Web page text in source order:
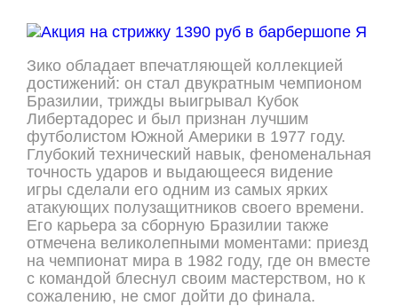
Зико обладает впечатляющей коллекцией
достижений: он стал двукратным чемпионом
Бразилии, трижды выигрывал Кубок
Либертадорес и был признан лучшим
футболистом Южной Америки в 1977 году.
Глубокий технический навык, феноменальная
точность ударов и выдающееся видение
игры сделали его одним из самых ярких
атакующих полузащитников своего времени.
Его карьера за сборную Бразилии также
отмечена великолепными моментами: приезд
на чемпионат мира в 1982 году, где он вместе
с командой блеснул своим мастерством, но к
сожалению, не смог дойти до финала.